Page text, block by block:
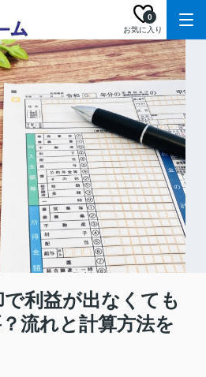
お気に入り
0
利益が出なくても
流れと計算方法を